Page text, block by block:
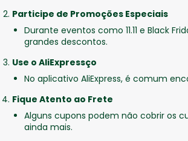
Participe de Promoções Especiais
Durante eventos como 11.11 e Black
grandes descontos.
Use o AliExpressço
No aplicativo AliExpress, é comum
Fique Atento ao Frete
Alguns cupons podem não cobrir os
ainda mais.